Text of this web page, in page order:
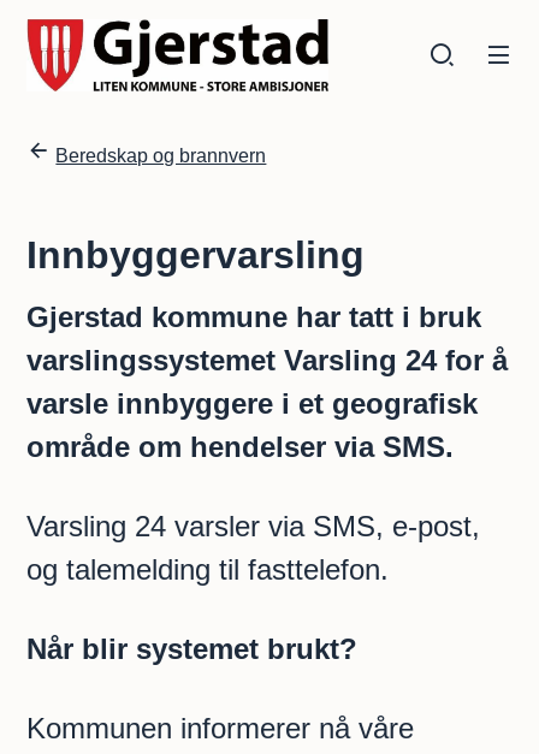
Gjerstad kommune
Du er her:
Beredskap og brannvern
Innbyggervarsling
Gjerstad kommune har tatt i bruk
varslingssystemet Varsling 24 for å
varsle innbyggere i et geografisk
område om hendelser via SMS.
Varsling 24 varsler via SMS, e-post,
og talemelding til fasttelefon.
Når blir systemet brukt?
Kommunen informerer nå våre